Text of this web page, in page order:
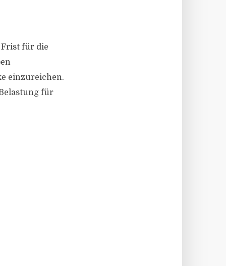
Frist für die
einzureichen.
für